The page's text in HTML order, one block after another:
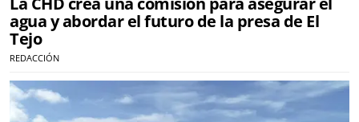
agua y abordar el futuro de la presa de El
Tejo
REDACCIÓN